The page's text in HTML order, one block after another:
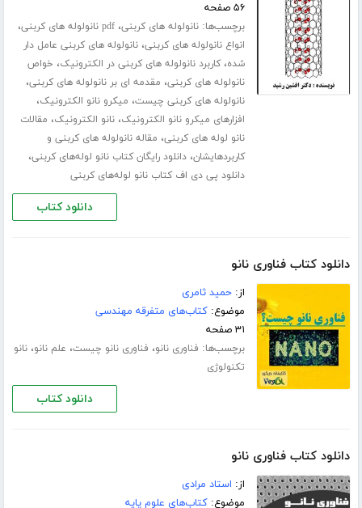
۵۶ صفحه
برچسب‌ها:نانولوله های کربنی،pdf نانولوله های کربنی ،
انواع نانولوله های کربنی،نانولوله های کربنی عامل دار
شده،کاربرد نانولوله های کربنی در الکترونیک، خواص
نانولوله های کربنی، مقدمه ای بر نانولوله های کربنی،
نانولوله های کربنی چیست، میکرو نانو الکترونیک،
افزارهای میکرو نانو الکترونیک،نانو الکترونیک، مقالات
نانو لوله های کربنی، مقاله نانولوله های کربنی و
کاربردهایشان،دانلود رایگان کتاب نانو لوله‌های کربنی،
دانلود پی دی اف کتاب نانو لوله‌های کربنی
دانلود کتاب
دانلود کتاب فناوری نانو
از:حمید ثامری
موضوع:کتاب‌های متفرقه مهندسی
۳۱ صفحه
برچسب‌ها: فناوری نانو، فناوری نانو چیست، علم نانو،نانو
تکنولوژی
دانلود کتاب
دانلود کتاب فناوری نانو
از: استاد مرادی
موضوع:کتاب‌های علوم پایه